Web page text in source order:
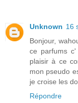
Unknown 16
Bonjour,
ce parfums
plaisir à ce
mon pseudo
je croise les
Répondre